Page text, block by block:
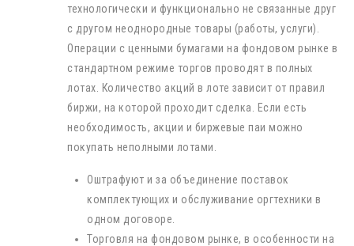
технологически и функционально не связанные друг
с другом неоднородные товары (работы, услуги).
Операции с ценными бумагами на фондовом рынке в
стандартном режиме торгов проводят в полных
лотах. Количество акций в лоте зависит от правил
биржи, на которой проходит сделка. Если есть
необходимость, акции и биржевые паи можно
покупать неполными лотами.
Оштрафуют и за объединение поставок
комплектующих и обслуживание оргтехники в
одном договоре.
Торговля на фондовом рынке, в особенности на